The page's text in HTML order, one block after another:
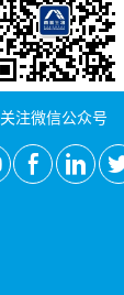
关注微信公众号